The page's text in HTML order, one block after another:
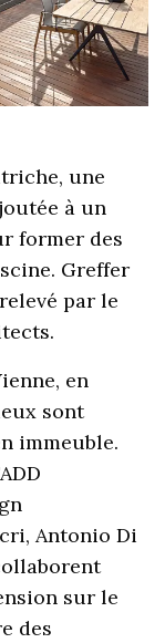
une
à un
former des
Greffer
par le
en
sont
immeuble.
Antonio Di
sur le
des